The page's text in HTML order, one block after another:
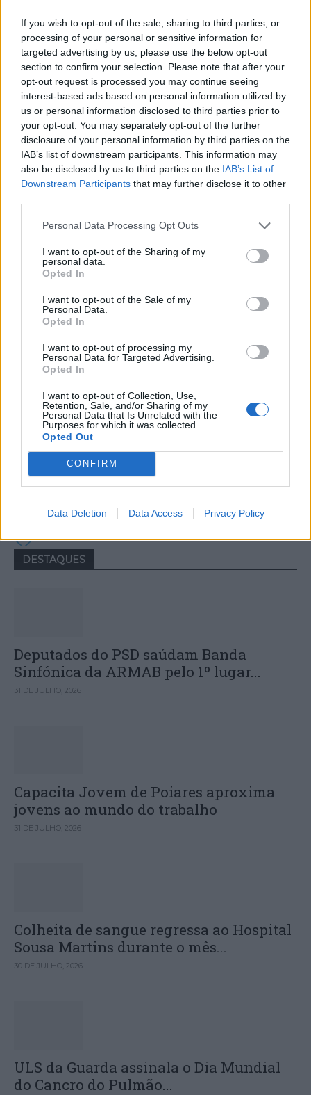
If you wish to opt-out of the sale, sharing to third parties, or
processing of your personal or sensitive information for
targeted advertising by us, please use the below opt-out
section to confirm your selection. Please note that after your
opt-out request is processed you may continue seeing
interest-based ads based on personal information utilized by
us or personal information disclosed to third parties prior to
your opt-out. You may separately opt-out of the further
disclosure of your personal information by third parties on the
IAB’s list of downstream participants. This information may
also be disclosed by us to third parties on the IAB’s List of
Downstream Participants that may further disclose it to other
Personal Data Processing Opt Outs
I want to opt-out of the Sharing of my
personal data.
Opted In
I want to opt-out of the Sale of my
Personal Data.
Opted In
I want to opt-out of processing my
Personal Data for Targeted Advertising.
Opted In
I want to opt-out of Collection, Use,
Retention, Sale, and/or Sharing of my
Personal Data that Is Unrelated with the
Purposes for which it was collected.
Opted Out
CONFIRM
Data Deletion Data Access Privacy Policy
Colheita de sangue regressa ao
Hospital Sousa Martins durante o mês
de agosto
ULS da Guarda assinala o Dia Mundial
sensibilização aberta à comunidade
Politécnico da Guarda dinamizou três
sessões científicas no Encontro
Ciência e Inovação 2026
DESTAQUES
Deputados do PSD saúdam Banda
Sinfónica da ARMAB pelo 1º lugar...
31 DE JULHO, 2026
Capacita Jovem de Poiares aproxima
jovens ao mundo do trabalho
31 DE JULHO, 2026
Colheita de sangue regressa ao Hospital
Sousa Martins durante o mês...
30 DE JULHO, 2026
ULS da Guarda assinala o Dia Mundial
do Cancro do Pulmão...